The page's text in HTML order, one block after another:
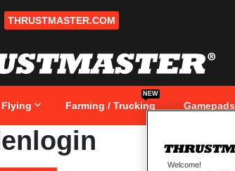
THRUSTMASTER.COM
Flying Farming / Trucking
NEW
Gamepads
Welcome!